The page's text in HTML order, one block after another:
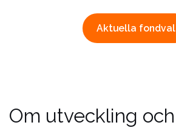
Aktuella fondval
Om utveckling och